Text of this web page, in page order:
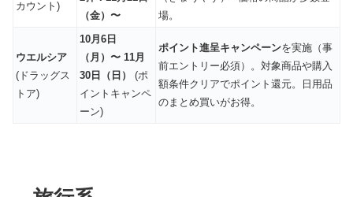
カウント)
（金）〜
場。
ウエルシア
(ドラッグス
トア)
10月6日
（月）〜 11月
30日（日）
(ポ
イントキャンペ
ーン)
ポイント進呈キャンペーンを実施（事
前エントリー必須）。対象商品や購入
額条件クリアでポイント還元。日用品
のまとめ買いがお得。